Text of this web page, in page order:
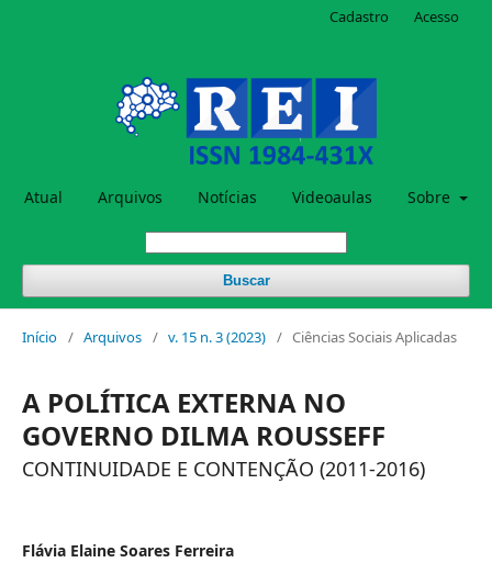
Atual Arquivos Notícias Videoaulas Sobre
Buscar
Cadastro Acesso
Início / Arquivos / v. 15 n. 3 (2023) / Ciências Sociais Aplicadas
A POLÍTICA EXTERNA NO
GOVERNO DILMA ROUSSEFF
CONTINUIDADE E CONTENÇÃO (2011-2016)
Flávia Elaine Soares Ferreira